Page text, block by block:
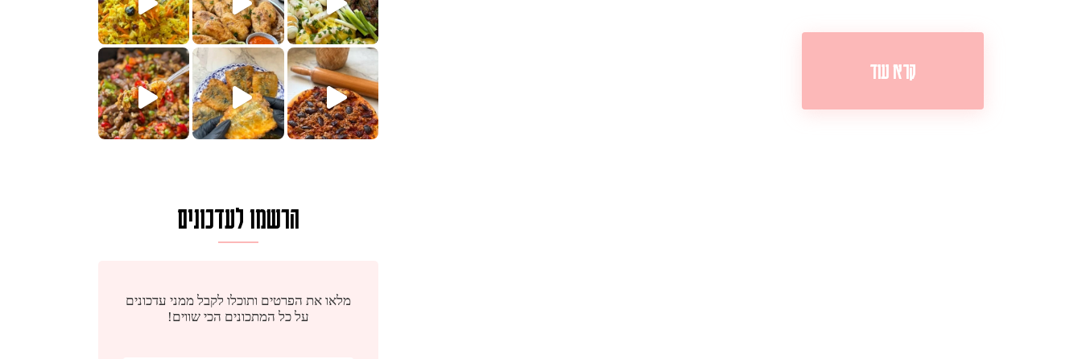
קרא עוד
פיצה של תשעת הימים ולמה היא נקראת ככה? ההסבר בסרטו
מז׳ווז׳ין או בתרגום לעברית, מחותניםמתכון ראש
שייטל מוקפץ עם אורז חביתה וירקות, למתכון . המרכי
הרשמו לעדכונים